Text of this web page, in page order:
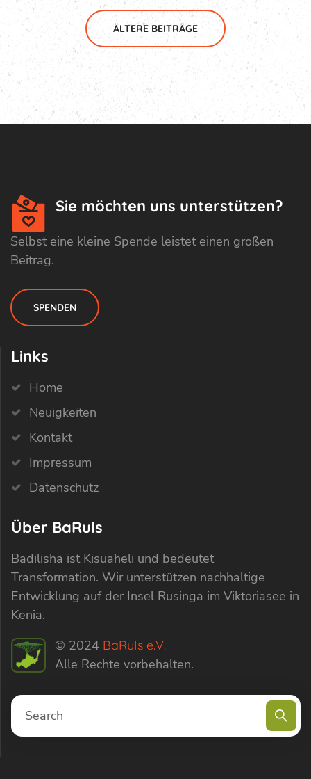
ÄLTERE BEITRÄGE
Sie möchten uns unterstützen?
Selbst eine kleine Spende leistet einen großen
Beitrag.
SPENDEN
Links
Home
Neuigkeiten
Kontakt
Impressum
Datenschutz
Über BaRuIs
Badilisha ist Kisuaheli und bedeutet
Transformation. Wir unterstützen nachhaltige
Entwicklung auf der Insel Rusinga im Viktoriasee in
Kenia.
© 2024 BaRuIs e.V.
Alle Rechte vorbehalten.